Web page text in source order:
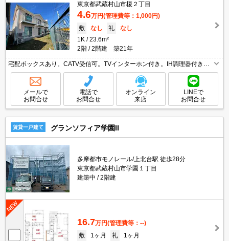
東京都武蔵村山市榎２丁目
4.6万円(管理費等：1,000円)
敷
なし 礼
なし
1K
23.6m²
2階
2階建 築21年
宅配ボックスあり。CATV受信可。TVインターホン付き。IH調理器付き。
エアコン付き。室内洗濯機置場。学生さんにオススメ。単身赴任の方にオ
ススメ。追焚給湯。角部屋。引越指定業者あり。外国籍の方入居可。
メールで
お問合せ
電話で
お問合せ
オンライン
来店
LINEで
お問合せ
賃貸一戸建て グランソフィア学園II
多摩都市モノレール/上北台駅 徒歩28分
東京都武蔵村山市学園１丁目
建築中
2階建
16.7万円(管理費等：--)
敷
1ヶ月 礼
1ヶ月